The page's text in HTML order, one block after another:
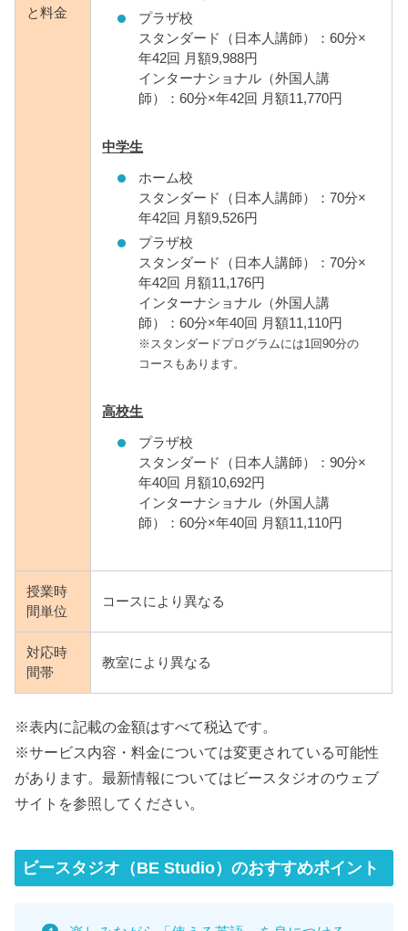
と料金
プラザ校
スタンダード（日本人講師）：60分×
年42回 月額9,988円
インターナショナル（外国人講
師）：60分×年42回 月額11,770円
中学生
ホーム校
スタンダード（日本人講師）：70分×
年42回 月額9,526円
プラザ校
スタンダード（日本人講師）：70分×
年42回 月額11,176円
インターナショナル（外国人講
師）：60分×年40回 月額11,110円
※スタンダードプログラムには1回90分の
コースもあります。
高校生
プラザ校
スタンダード（日本人講師）：90分×
年40回 月額10,692円
インターナショナル（外国人講
師）：60分×年40回 月額11,110円
授業時
間単位
コースにより異なる
対応時
間帯
教室により異なる
※表内に記載の金額はすべて税込です。
※サービス内容・料金については変更されている可能性
があります。最新情報についてはビースタジオのウェブ
サイトを参照してください。
ビースタジオ（BE Studio）のおすすめポイント